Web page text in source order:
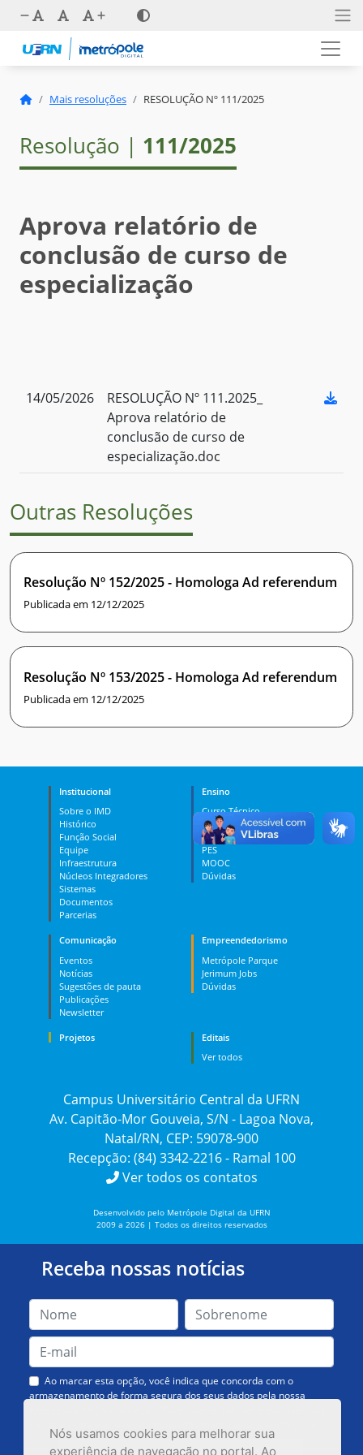
Nós usamos cookies para melhorar sua
experiência de navegação no portal. Ao
Mais resoluções RESOLUÇÃO Nº 111/2025
Resolução | 111/2025
Aprova relatório de
conclusão de curso de
especialização
14/05/2026
RESOLUÇÃO Nº 111.2025_
Aprova relatório de
conclusão de curso de
especialização.doc
Outras Resoluções
Resolução Nº 152/2025 - Homologa Ad referendum
Publicada em 12/12/2025
Resolução Nº 153/2025 - Homologa Ad referendum
Publicada em 12/12/2025
Institucional
Sobre o IMD
Histórico
Função Social
Equipe
Infraestrutura
Núcleos Integradores
Sistemas
Documentos
Parcerias
Ensino
Curso Técnico
Graduação
Pós-graduação
PES
MOOC
Dúvidas
Comunicação
Eventos
Notícias
Sugestões de pauta
Publicações
Newsletter
Empreendedorismo
Metrópole Parque
Jerimum Jobs
Dúvidas
Projetos
Editais
Ver todos
Campus Universitário Central da UFRN
Av. Capitão-Mor Gouveia, S/N - Lagoa Nova,
Natal/RN, CEP: 59078-900
Recepção: (84) 3342-2216 - Ramal 100
Ver todos os contatos
Desenvolvido pelo Metrópole Digital da UFRN
2009 a 2026 | Todos os direitos reservados
Receba nossas notícias
Ao marcar esta opção, você indica que concorda com o
armazenamento de forma segura dos seus dados pela nossa